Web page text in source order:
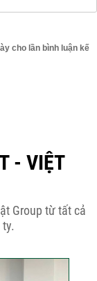
cho lần bình luận kế
- VIỆT
Group từ tất cả